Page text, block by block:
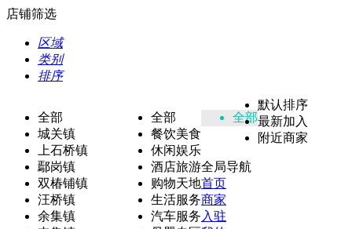
店铺筛选
区域
类别
排序
全部
城关镇
上石桥镇
鄢岗镇
双椿铺镇
汪桥镇
余集镇
全部
餐饮美食
休闲娱乐
酒店旅游
购物天地
生活服务
汽车服务
全部
默认排序
最新加入
附近商家
全局导航
首页
商家
入驻